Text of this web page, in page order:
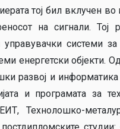
тој бил вклучен
на сигнали.
управувачки системи
енергетски
развој и
и програмата за
Технолошко-